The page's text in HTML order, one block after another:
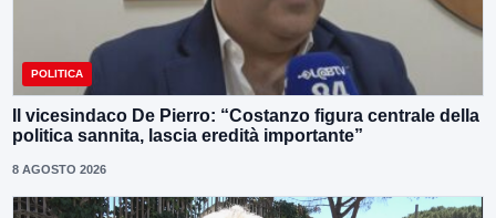
POLITICA
Il vicesindaco De Pierro: “Costanzo figura centrale della
politica sannita, lascia eredità importante”
8 AGOSTO 2026